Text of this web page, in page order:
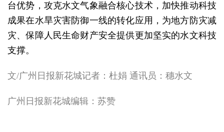
台优势，攻克水文气象融合核心技术，加快推动科技
成果在水旱灾害防御一线的转化应用，为地方防灾减
灾、保障人民生命财产安全提供更加坚实的水文科技
支撑。
文/广州日报新花城记者：杜娟 通讯员：穗水文
广州日报新花城编辑：苏赞